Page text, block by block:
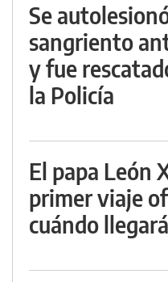
Se
sangriento
y fue
la Policía
El papa León
primer viaje
cuándo